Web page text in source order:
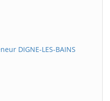
DIGNE-LES-BAINS